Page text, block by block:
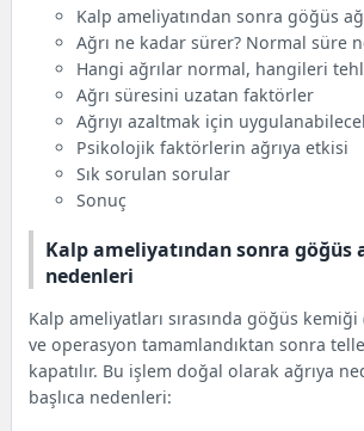
nedenleri
Ağrı ne kadar sürer? Normal süre
Hangi ağrılar normal, hangileri
Ağrı süresini uzatan faktörler
Ağrıyı azaltmak için
Psikolojik faktörlerin ağrıya etkisi
Sık sorulan sorular
Sonuç
Kalp ameliyatından sonra göğüs
Ağrı ne kadar sürer? Normal süre
Hangi ağrılar normal, hangileri
Ağrı süresini uzatan faktörler
Ağrıyı azaltmak için
Psikolojik faktörlerin ağrıya etkisi
Sık sorulan sorular
Sonuç
Kalp ameliyatından sonra göğüs
nedenleri
Kalp ameliyatları sırasında göğüs
ve operasyon tamamlandıktan sonra
kapatılır. Bu işlem doğal olarak ağrıya
başlıca nedenleri: